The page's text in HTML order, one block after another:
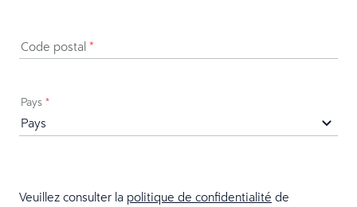
Code postal *
Pays *
Veuillez consulter la politique de confidentialité de